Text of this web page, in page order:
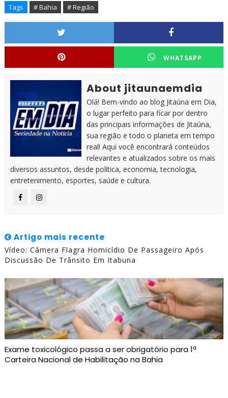
Tags # Bahia # Região
WHATSAPP
About jitaunaemdia
Olá! Bem-vindo ao blog Jitaúna em Dia,
o lugar perfeito para ficar por dentro
das principais informações de Jitaúna,
sua região e todo o planeta em tempo
real! Aqui você encontrará conteúdos
relevantes e atualizados sobre os mais
diversos assuntos, desde política, economia, tecnologia,
entretenimento, esportes, saúde e cultura.
Artigo mais recente
Vídeo: Câmera Flagra Homicídio De Passageiro Após
Discussão De Trânsito Em Itabuna
Exame toxicológico passa a ser obrigatório para 1ª
Carteira Nacional de Habilitação na Bahia